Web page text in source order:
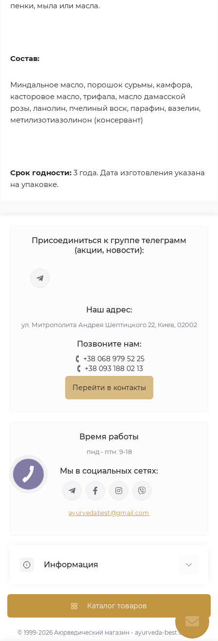
пенки, мыла или масла.
Состав:
Миндальное масло, порошок сурьмы, камфора,
касторовое масло, трифала, масло дамасской
розы, ланолин, пчелиный воск, парафин, вазелин,
метилизотиазолинон (консервант)
Срок годности: 3 года. Дата изготовления указана
на упаковке.
Присоединиться к группе телеграмм
(акции, новости):
Наш адрес:
ул. Митрополита Андрея Шептицкого 22, Киев, 02002
Позвоните нам:
+38 068 979 52 25
+38 093 188 02 13
Перейти в контакты
Время работы
пнд - птн: 9-18
Мы в социальных сетях:
ayurvedabest@gmail.com
Информация
Аюрведическая консультация
Оптом/Скидки
Карта сайта
Каталог товаров
© 1999-2026 Аюрведический магазин - ayurveda-best.com.ua